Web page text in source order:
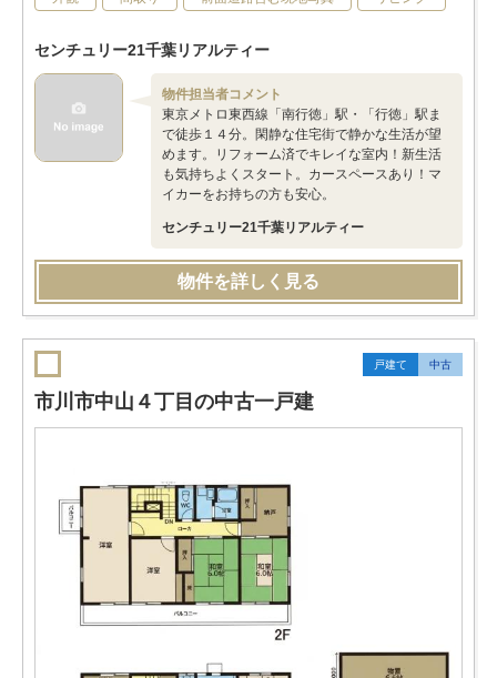
センチュリー21千葉リアルティー
物件担当者コメント
東京メトロ東西線「南行徳」駅・「行徳」駅ま
で徒歩１４分。閑静な住宅街で静かな生活が望
めます。リフォーム済でキレイな室内！新生活
も気持ちよくスタート。カースペースあり！マ
イカーをお持ちの方も安心。
センチュリー21千葉リアルティー
物件を詳しく見る
戸建て 中古
市川市中山４丁目の中古一戸建